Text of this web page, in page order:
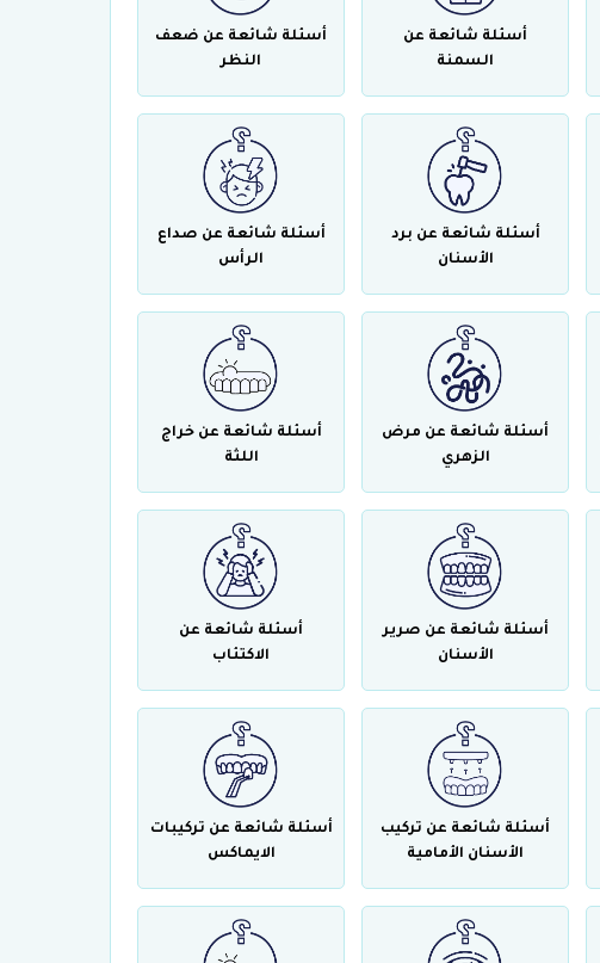
أسئلة شائعة عن
السمنة
أسئلة شائعة عن ضعف
النظر
أسئلة شائعة عن برد
الأسنان
أسئلة شائعة عن صداع
الرأس
أسئلة شائعة عن مرض
الزهري
أسئلة شائعة عن خراج
اللثة
أسئلة شائعة عن صرير
الأسنان
أسئلة شائعة عن
الاكتئاب
أسئلة شائعة عن تركيب
الأسنان الأمامية
أسئلة شائعة عن تركيبات
الايماكس